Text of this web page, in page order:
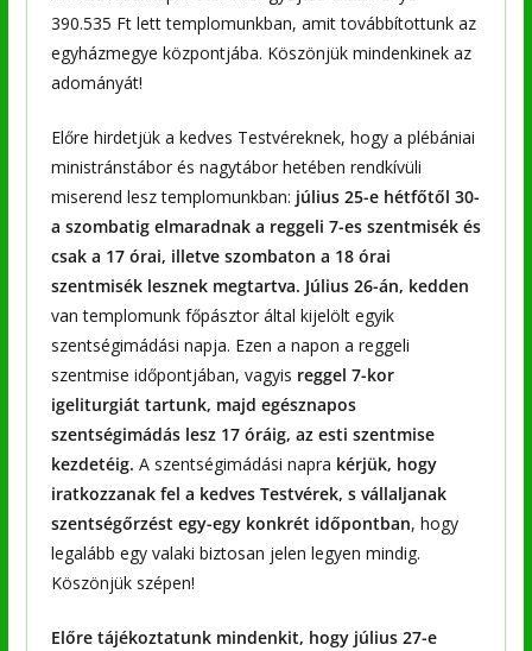
390.535 Ft lett templomunkban, amit továbbítottunk az
egyházmegye központjába. Köszönjük mindenkinek az
adományát!
Előre hirdetjük a kedves Testvéreknek, hogy a plébániai
ministránstábor és nagytábor hetében rendkívüli
miserend lesz templomunkban: július 25-e hétfőtől 30-
a szombatig elmaradnak a reggeli 7-es szentmisék és
csak a 17 órai, illetve szombaton a 18 órai
szentmisék lesznek megtartva. Július 26-án, kedden
van templomunk főpásztor által kijelölt egyik
szentségimádási napja. Ezen a napon a reggeli
szentmise időpontjában, vagyis reggel 7-kor
igeliturgiát tartunk, majd egésznapos
szentségimádás lesz 17 óráig, az esti szentmise
kezdetéig. A szentségimádási napra kérjük, hogy
iratkozzanak fel a kedves Testvérek, s vállaljanak
szentségőrzést egy-egy konkrét időpontban, hogy
legalább egy valaki biztosan jelen legyen mindig.
Köszönjük szépen!
Előre tájékoztatunk mindenkit, hogy július 27-e